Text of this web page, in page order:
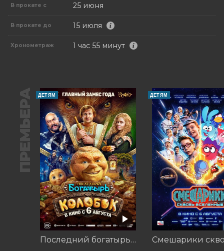
В прокате с 25 июня
В прокате до 15 июля
Хронометраж 1 час 55 минут
ПРЕМЬЕРА ДЕТЯМ
Последний богатырь. Колобок
ДЕТЯМ